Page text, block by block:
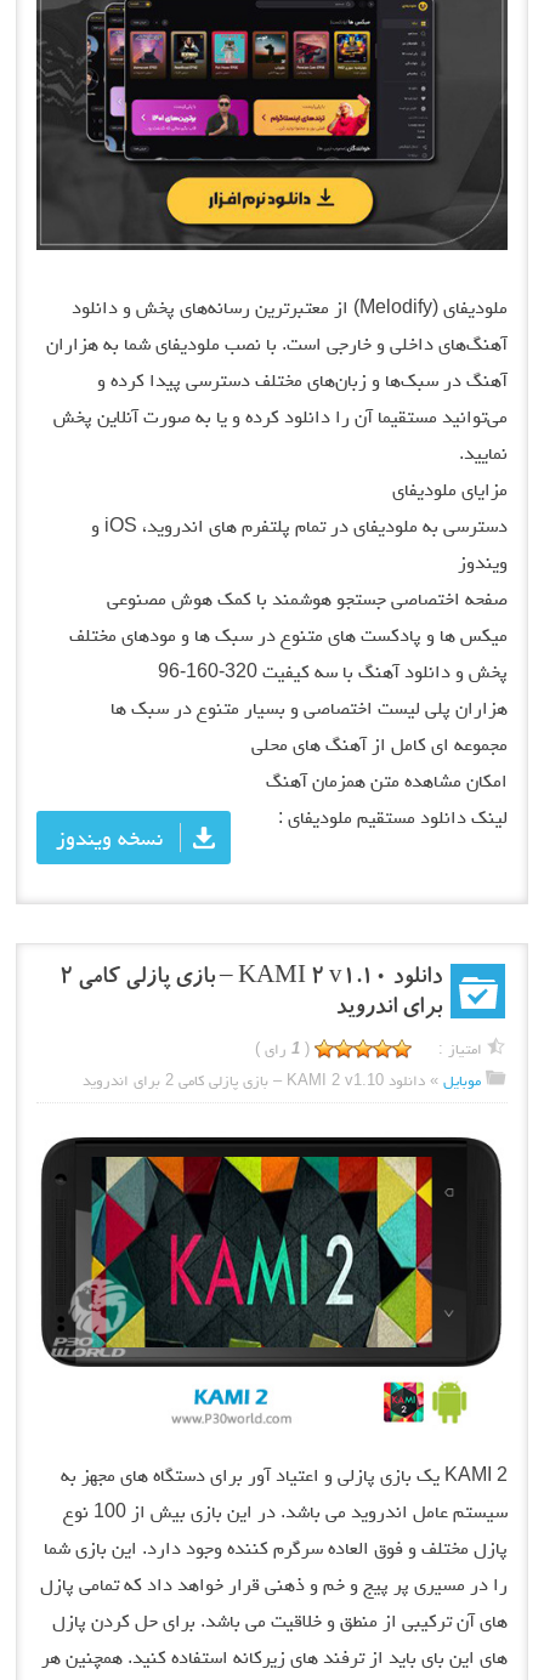
ملودیفای (Melodify) از معتبرترین رسانه‌های پخش و دانلود
آهنگ‌های داخلی و خارجی است. با نصب ملودیفای شما به هزاران
آهنگ در سبک‌ها و زبان‌های مختلف دسترسی پیدا کرده و
می‌توانید مستقیما آن را دانلود کرده و یا به صورت آنلاین پخش
نمایید.
مزایای ملودیفای
دسترسی به ملودیفای در تمام پلتفرم های اندروید، iOS و
ویندوز
صفحه اختصاصی جستجو هوشمند با کمک هوش مصنوعی
میکس ها و پادکست های متنوع در سبک ها و مودهای مختلف
پخش و دانلود آهنگ با سه کیفیت 320-160-96
هزاران پلی لیست اختصاصی و بسیار متنوع در سبک ها
مجموعه ای کامل از آهنگ های محلی
امکان مشاهده متن همزمان آهنگ
لینک دانلود مستقیم ملودیفای :
نسخه ویندوز
دانلود KAMI 2 v1.10 – بازی پازلی کامی 2
برای اندروید
امتیاز : (
1 رای )
موبایل »دانلود KAMI 2 v1.10 – بازی پازلی کامی 2 برای اندروید
KAMI 2 یک بازی پازلی و اعتیاد آور برای دستگاه های مجهز به
سیستم عامل اندروید می باشد. در این بازی بیش از 100 نوع
پازل مختلف و فوق العاده سرگرم کننده وجود دارد. این بازی شما
را در مسیری پر پیج و خم و ذهنی قرار خواهد داد که تمامی پازل
های آن ترکیبی از منطق و خلاقیت می باشد. برای حل کردن پازل
های این بای باید از ترفند های زیرکانه استفاده کنید. همچنین هر